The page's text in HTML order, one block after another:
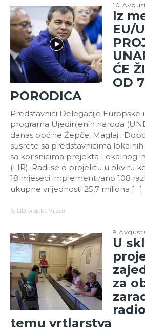
10
Iz
EU/
ĆE
OD
PORODICA
Predstavnici Delegacije Europske
programa Ujedinjenih naroda
danas općine Žepče, Maglaj i
susrete sa predstavnicima lokalnih
sa korisnicima projekta Lokalnog
(LIR). Radi se o projektu u okviru
18 mjeseci implementirano 108
ukupne vrijednosti 25,7 miliona […]
LID projekt ,Vijesti
9
U
za
temu vrtlarstva